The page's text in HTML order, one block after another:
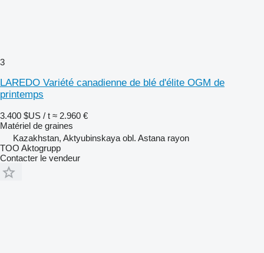
3
LAREDO Variété canadienne de blé d'élite OGM de
printemps
3.400 $US / t ≈ 2.960 €
Matériel de graines
Kazakhstan, Aktyubinskaya obl. Astana rayon
TOO Aktogrupp
Contacter le vendeur